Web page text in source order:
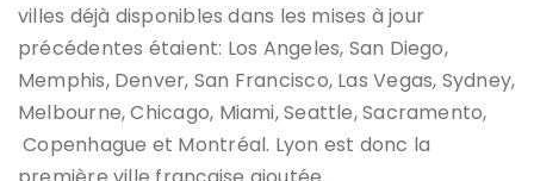
villes déjà disponibles dans les mises à jour
précédentes étaient: Los Angeles, San Diego,
Memphis, Denver, San Francisco, Las Vegas, Sydney,
Melbourne, Chicago, Miami, Seattle, Sacramento,
Copenhague et Montréal. Lyon est donc la